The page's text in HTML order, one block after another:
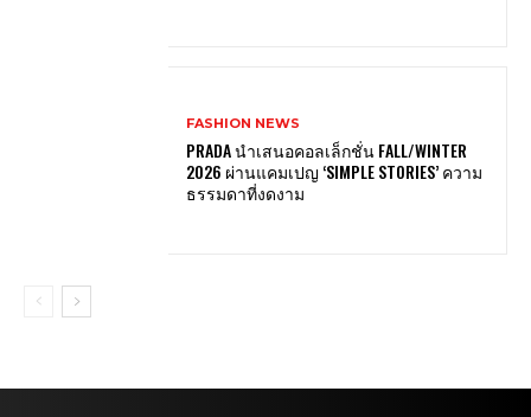
FASHION NEWS
PRADA นำเสนอคอลเล็กชั่น FALL/WINTER
2026 ผ่านแคมเปญ ‘SIMPLE STORIES’ ความ
ธรรมดาที่งดงาม